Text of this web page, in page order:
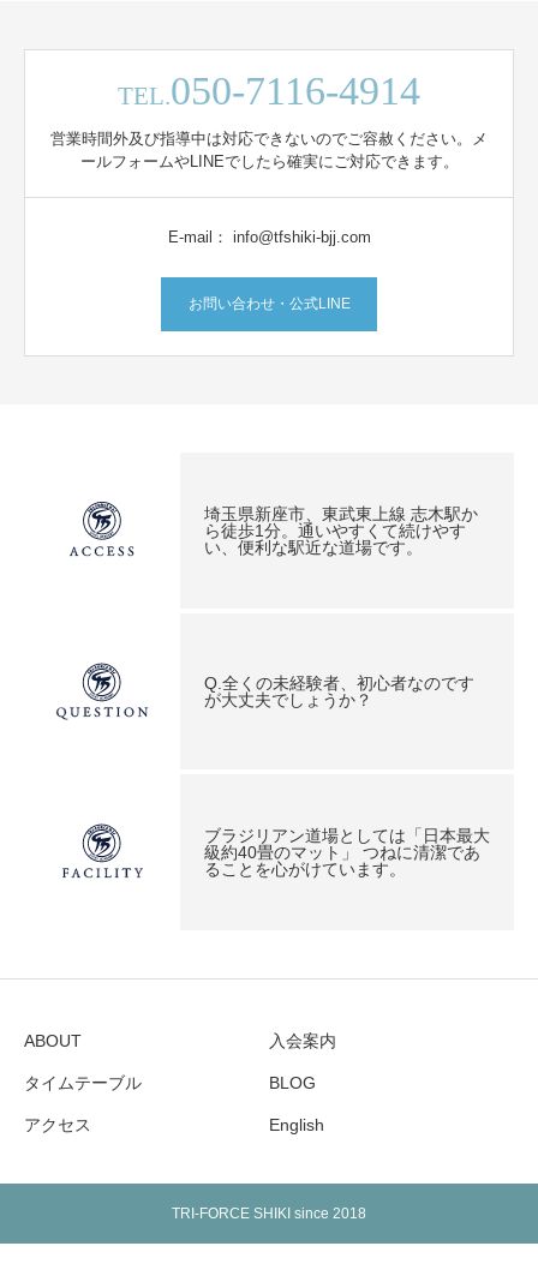
TEL.050-7116-4914
営業時間外及び指導中は対応できないのでご容赦ください。メ
ールフォームやLINEでしたら確実にご対応できます。
E-mail： info@tfshiki-bjj.com
お問い合わせ・公式LINE
埼玉県新座市、東武東上線 志木駅か
ら徒歩1分。通いやすくて続けやす
い、便利な駅近な道場です。
Q.全くの未経験者、初心者なのです
が大丈夫でしょうか？
ブラジリアン道場としては「日本最大
級約40畳のマット」 つねに清潔であ
ることを心がけています。
ABOUT 入会案内
タイムテーブル BLOG
アクセス English
TRI-FORCE SHIKI since 2018